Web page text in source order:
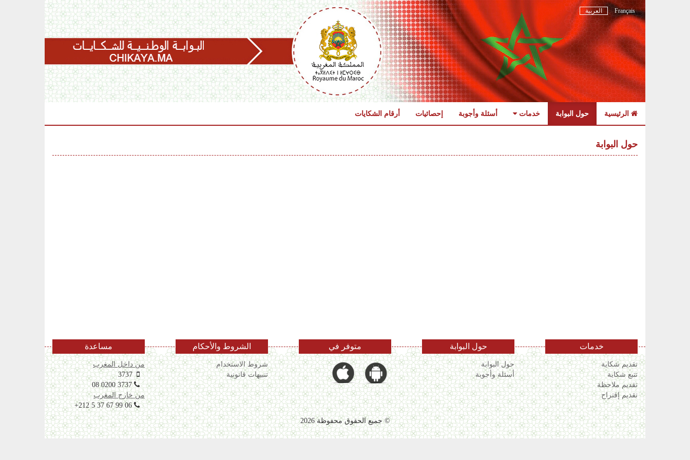
Français العربية
الرئيسية حول البوابة خدمات أسئلة وأجوبة إحصائيات أرقام الشكايات
navigation
حول البوابة
خدمات
تقديم شكاية
تتبع شكاية
تقديم ملاحظة
تقديم إقتراح
حول البوابة
حول البوابة
أسئلة وأجوبة
متوفر في الشروط والأحكام
شروط الاستخدام
تنبيهات قانونية
مساعدة
من داخل المغرب
3737
08 0200 3737
من خارج المغرب
+212 5 37 67 99 06
© جميع الحقوق محفوظة 2026